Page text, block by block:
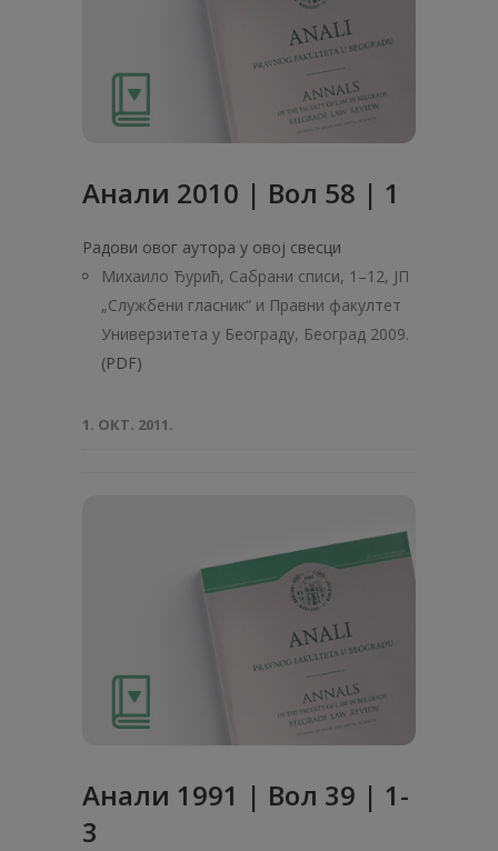
Анали 2010 | Вол 58 | 1
Радови овог аутора у овој свесци
Михаило Ђурић, Сабрани списи, 1–12, ЈП
„Службени гласник“ и Правни факултет
Универзитета у Београду, Београд 2009.
(PDF)
1. ОКТ. 2011.
Анaли 1991 | Вол 39 | 1-
3